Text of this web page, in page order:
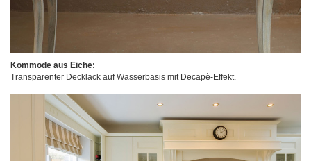
Kommode aus Eiche:
Transparenter Decklack auf Wasserbasis mit Decapè-Effekt.